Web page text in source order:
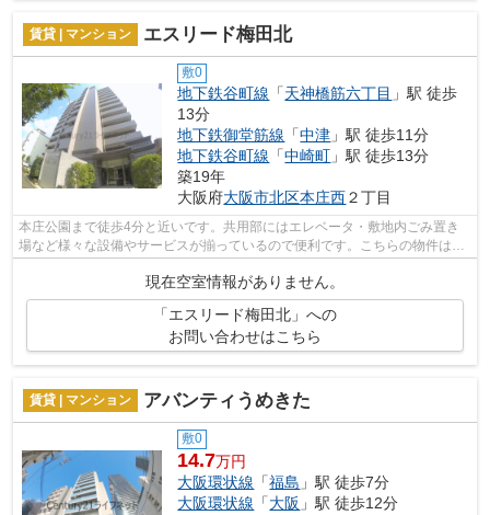
賃貸 | マンション エスリード梅田北
敷0
地下鉄谷町線 「天神橋筋六丁目 」駅 徒歩
13分
地下鉄御堂筋線 「中津 」駅 徒歩11分
地下鉄谷町線 「中崎町 」駅 徒歩13分
築19年
大阪府大阪市北区本庄西２丁目
本庄公園まで徒歩4分と近いです。共用部にはエレベータ・敷地内ごみ置き
場など様々な設備やサービスが揃っているので便利です。こちらの物件はマ
現在空室情報がありません。
「エスリード梅田北」への
お問い合わせはこちら
賃貸 | マンション アバンティうめきた
敷0
14.7万円
大阪環状線 「福島 」駅 徒歩7分
大阪環状線 「大阪 」駅 徒歩12分